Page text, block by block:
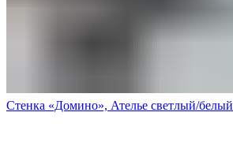
Стенка «Домино», Ателье светлый/белый